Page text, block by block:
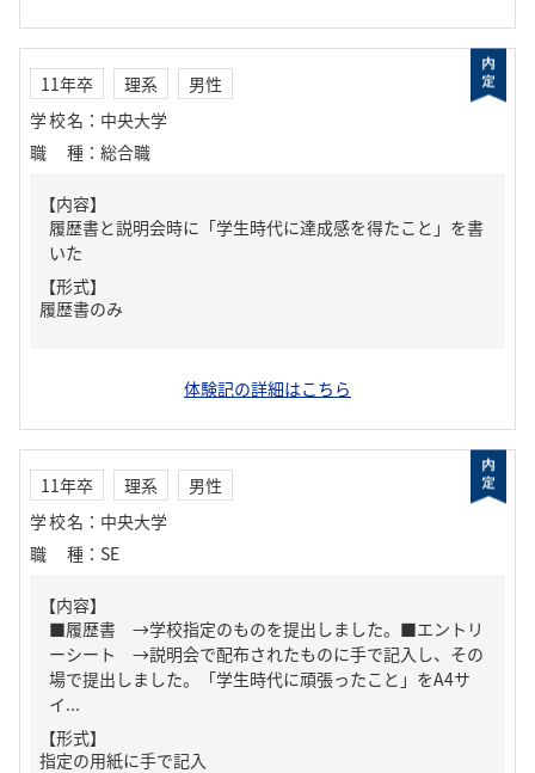
11年卒 理系
男性
学校名 ： 中央大学
職種 ： 総合職
【内容】
履歴書と説明会時に「学生時代に達成感を得たこと」を書
いた
【形式】
履歴書のみ
体験記の詳細はこちら
11年卒 理系
男性
学校名 ： 中央大学
職種 ： SE
【内容】
■履歴書 →学校指定のものを提出しました。■エントリ
ーシート →説明会で配布されたものに手で記入し、その
場で提出しました。「学生時代に頑張ったこと」をA4サ
イ...
【形式】
指定の用紙に手で記入